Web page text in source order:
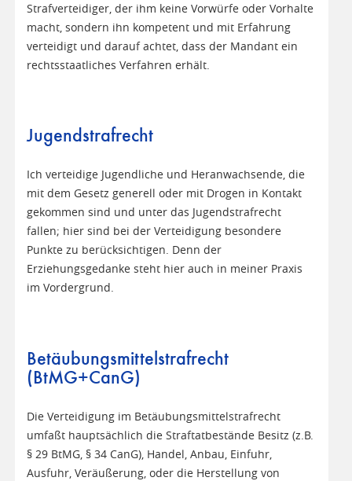
Strafverteidiger, der ihm keine Vorwürfe oder Vorhalte
macht, sondern ihn kompetent und mit Erfahrung
verteidigt und darauf achtet, dass der Mandant ein
rechtsstaatliches Verfahren erhält.
Jugendstrafrecht
Ich verteidige Jugendliche und Heranwachsende, die
mit dem Gesetz generell oder mit Drogen in Kontakt
gekommen sind und unter das Jugendstrafrecht
fallen; hier sind bei der Verteidigung besondere
Punkte zu berücksichtigen. Denn der
Erziehungsgedanke steht hier auch in meiner Praxis
im Vordergrund.
Betäubungsmittelstrafrecht
(BtMG+CanG)
Die Verteidigung im Betäubungsmittelstrafrecht
umfaßt hauptsächlich die Straftatbestände Besitz (z.B.
§ 29 BtMG, § 34 CanG), Handel, Anbau, Einfuhr,
Ausfuhr, Veräußerung, oder die Herstellung von